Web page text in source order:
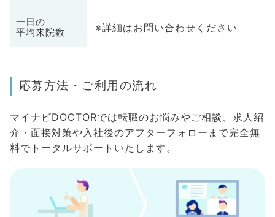
一日の
平均来院数
※詳細はお問い合わせください
応募方法・ご利用の流れ
マイナビDOCTORでは転職のお悩みやご相談、求人紹
介・面接対策や入社後のアフターフォローまで完全無
料でトータルサポートいたします。